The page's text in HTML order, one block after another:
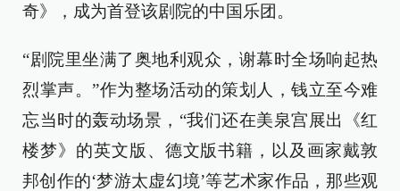
奇》，成为首登该剧院的中国乐团。
“剧院里坐满了奥地利观众，谢幕时全场响起热
烈掌声。”作为整场活动的策划人，钱立至今难
忘当时的轰动场景，“我们还在美泉宫展出《红
楼梦》的英文版、德文版书籍，以及画家戴敦
邦创作的‘梦游太虚幻境’等艺术家作品，那些观